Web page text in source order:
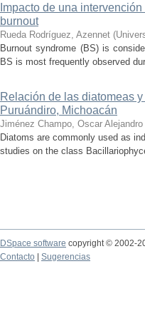
Impacto de una
burnout
Rueda Rodríguez, Azennet (
Burnout syndrome (BS) is
BS is most frequently observed
Relación de las diatomeas
Puruándiro, Michoacán
Jiménez Champo, Oscar Alejandro
Diatoms are commonly used as
studies on the class
DSpace software copyright © 2002-
Contacto
Sugerencias